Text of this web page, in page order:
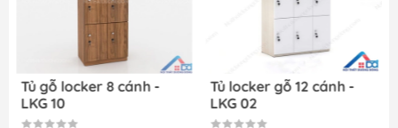
Tủ locker gỗ
Giường tầng sắt
Bàn làm việc văn phòng
Tủ gỗ locker 8 cánh -
LKG 10
Tủ locker gỗ 12 cánh -
LKG 02